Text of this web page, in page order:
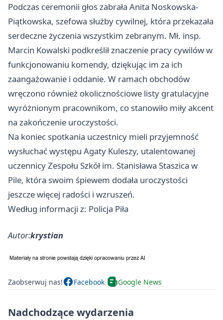
Podczas ceremonii głos zabrała Anita Noskowska-
Piątkowska, szefowa służby cywilnej, która przekazała
serdeczne życzenia wszystkim zebranym. Mł. insp.
Marcin Kowalski podkreślił znaczenie pracy cywilów w
funkcjonowaniu komendy, dziękując im za ich
zaangażowanie i oddanie. W ramach obchodów
wręczono również okolicznościowe listy gratulacyjne
wyróżnionym pracownikom, co stanowiło miły akcent
na zakończenie uroczystości.
Na koniec spotkania uczestnicy mieli przyjemność
wysłuchać występu Agaty Kuleszy, utalentowanej
uczennicy Zespołu Szkół im. Stanisława Staszica w
Pile, która swoim śpiewem dodała uroczystości
jeszcze więcej radości i wzruszeń.
Według informacji z: Policja Piła
Autor:krystian
Zaobserwuj nas! Facebook Google News
Nadchodzące wydarzenia